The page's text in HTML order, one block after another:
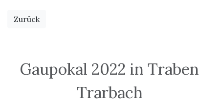
Zurück
Gaupokal 2022 in Traben
Trarbach